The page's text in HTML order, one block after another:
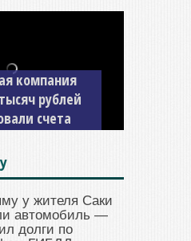
компания
рублей
счета
у жителя Саки
автомобиль —
долги по